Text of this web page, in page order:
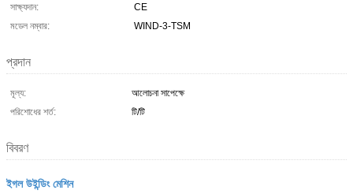
সাক্ষ্যদান:
CE
মডেল নম্বার:
WIND-3-TSM
প্রদান
মূল্য:
আলোচনা সাপেক্ষে
পরিশোধের শর্ত:
টি/টি
বিবরণ
ইগল উইন্ডিং মেশিন